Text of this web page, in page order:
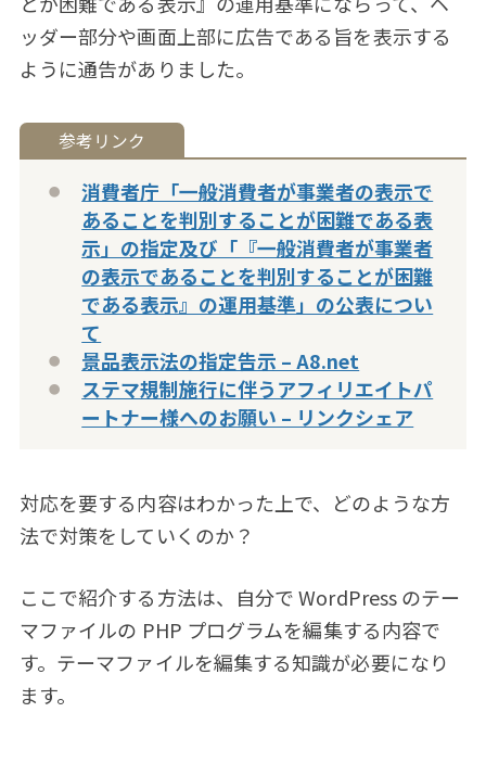
ッダー部分や画面上部に広告である旨を表示する
ように通告がありました。
消費者庁「一般消費者が事業者の表示で
あることを判別することが困難である表
示」の指定及び「『一般消費者が事業者
の表示であることを判別することが困難
である表示』の運用基準」の公表につい
て
景品表示法の指定告示 – A8.net
ステマ規制施行に伴うアフィリエイトパ
ートナー様へのお願い – リンクシェア
対応を要する内容はわかった上で、どのような方
法で対策をしていくのか？
ここで紹介する方法は、自分で WordPress のテー
マファイルの PHP プログラムを編集する内容で
す。テーマファイルを編集する知識が必要になり
ます。